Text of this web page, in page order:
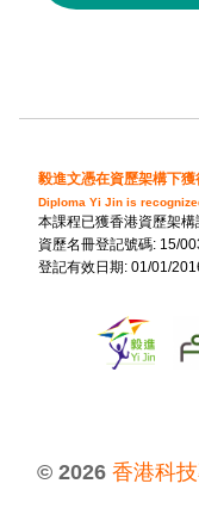
毅進文憑在資歷架構下獲
Diploma Yi Jin is
本課程已獲香港資歷架
資歷名冊登記號碼: 15/
登記有效日期: 01/01/
© 2026 香港科